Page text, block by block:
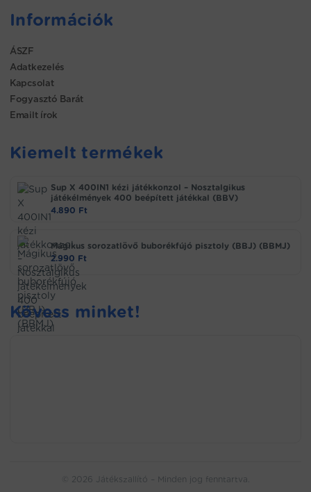
Információk
ÁSZF
Adatkezelés
Kapcsolat
Fogyasztó Barát
Emailt írok
Kiemelt termékek
Sup X 400IN1 kézi játékkonzol – Nosztalgikus
játékélmények 400 beépített játékkal (BBV)
4.890 Ft
Mágikus sorozatlövő buborékfújó pisztoly (BBJ) (BBMJ)
2.990 Ft
Kövess minket!
© 2026 Játékszallító – Minden jog fenntartva.